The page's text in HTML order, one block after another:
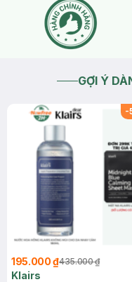
GỢI Ý
-
195.000 ₫435.000 ₫
Klairs